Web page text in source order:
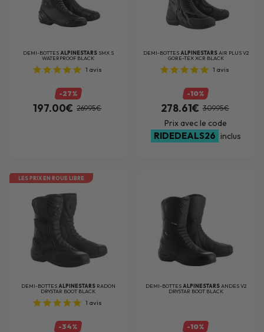
DEMI-BOTTES ALPINESTARS SMX S
WATERPROOF BLACK
1 avis
-27%
197.00€ 269.95€
DEMI-BOTTES ALPINESTARS AIR PLUS V2
GORE-TEX XCR BLACK
1 avis
-10%
278.61€ 309.95€
Prix avec le code
RIDEDEALS26 inclus
LES PRIX EN ROUE LIBRE
DEMI-BOTTES ALPINESTARS RADON
DRYSTAR BOOT BLACK
1 avis
-34%
DEMI-BOTTES ALPINESTARS ANDES V2
DRYSTAR BOOT BLACK
-10%